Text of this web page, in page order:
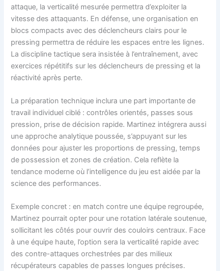
attaque, la verticalité mesurée permettra d’exploiter la
vitesse des attaquants. En défense, une organisation en
blocs compacts avec des déclencheurs clairs pour le
pressing permettra de réduire les espaces entre les lignes.
La discipline tactique sera insistée à l’entraînement, avec
exercices répétitifs sur les déclencheurs de pressing et la
réactivité après perte.
La préparation technique inclura une part importante de
travail individuel ciblé : contrôles orientés, passes sous
pression, prise de décision rapide. Martinez intégrera aussi
une approche analytique poussée, s’appuyant sur les
données pour ajuster les proportions de pressing, temps
de possession et zones de création. Cela reflète la
tendance moderne où l’intelligence du jeu est aidée par la
science des performances.
Exemple concret : en match contre une équipe regroupée,
Martinez pourrait opter pour une rotation latérale soutenue,
sollicitant les côtés pour ouvrir des couloirs centraux. Face
à une équipe haute, l’option sera la verticalité rapide avec
des contre-attaques orchestrées par des milieux
récupérateurs capables de passes longues précises.